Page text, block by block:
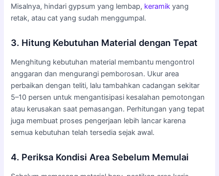
Misalnya, hindari gypsum yang lembap, keramik yang
retak, atau cat yang sudah menggumpal.
3. Hitung Kebutuhan Material dengan Tepat
Menghitung kebutuhan material membantu mengontrol
anggaran dan mengurangi pemborosan. Ukur area
perbaikan dengan teliti, lalu tambahkan cadangan sekitar
5–10 persen untuk mengantisipasi kesalahan pemotongan
atau kerusakan saat pemasangan. Perhitungan yang tepat
juga membuat proses pengerjaan lebih lancar karena
semua kebutuhan telah tersedia sejak awal.
4. Periksa Kondisi Area Sebelum Memulai